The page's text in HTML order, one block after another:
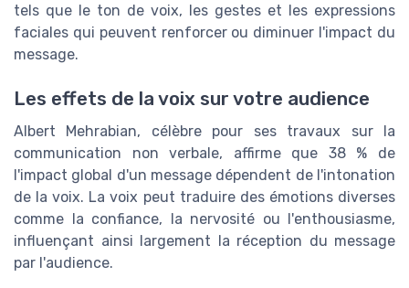
tels que le ton de voix, les gestes et les expressions
faciales qui peuvent renforcer ou diminuer l'impact du
message.
Les effets de la voix sur votre audience
Albert Mehrabian, célèbre pour ses travaux sur la
communication non verbale, affirme que 38 % de
l'impact global d'un message dépendent de l'intonation
de la voix. La voix peut traduire des émotions diverses
comme la confiance, la nervosité ou l'enthousiasme,
influençant ainsi largement la réception du message
par l'audience.